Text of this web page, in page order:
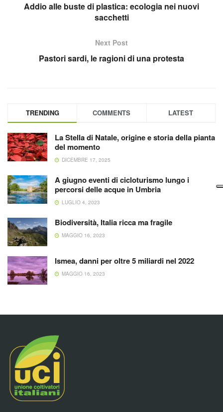
Addio alle buste di plastica: ecologia nei nuovi
sacchetti
Next Post
Pastori sardi, le ragioni di una protesta
TRENDING COMMENTS LATEST
La Stella di Natale, origine e storia della pianta
del momento
DICEMBRE 17, 2025
A giugno eventi di cicloturismo lungo i
percorsi delle acque in Umbria
LUGLIO 4, 2023
Biodiversità, Italia ricca ma fragile
MAGGIO 16, 2023
Ismea, danni per oltre 5 miliardi nel 2022
MAGGIO 16, 2023